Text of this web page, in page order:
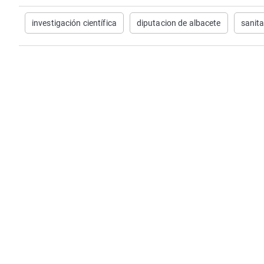
investigación científica diputacion de albacete